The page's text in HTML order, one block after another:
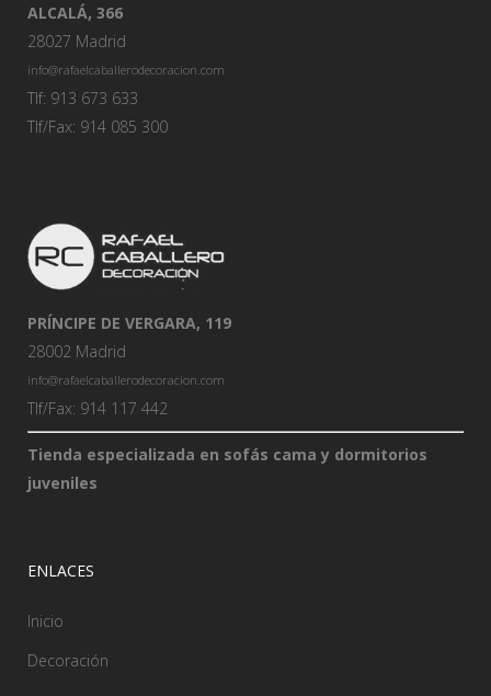
ALCALÁ, 366
28027 Madrid
info@rafaelcaballerodecoracion.com
Tlf: 913 673 633
Tlf/Fax: 914 085 300
PRÍNCIPE DE VERGARA, 119
28002 Madrid
info@rafaelcaballerodecoracion.com
Tlf/Fax: 914 117 442
Tienda especializada en sofás cama y dormitorios
juveniles
ENLACES
Inicio
Decoración